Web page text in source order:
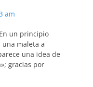
am
un principio
maleta a
una idea de
gracias por